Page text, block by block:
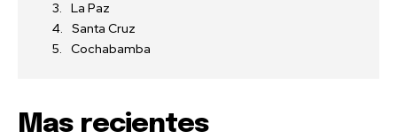
La Paz
Santa Cruz
Cochabamba
Mas recientes